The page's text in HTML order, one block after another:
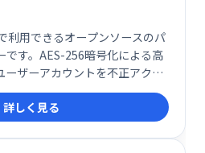
利用できるオープンソースのパ
です。AES-256暗号化による高
ーザーアカウントを不正アクセ
制限のパスワード保存が可能
だけます。KeePassと同様の
スワード管理をサポートしま
詳しく見る